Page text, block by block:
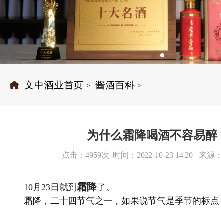
文中酒业首页 > 酱酒百科 >
为什么霜降喝酒不容易醉
点击：4959次 时间：2022-10-23 14:20 来源
10月23日就到 霜降了。
霜降，二十四节气之一，如果说节气是季节的标